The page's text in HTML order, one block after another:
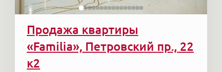
Продажа квартиры
«Familia», Петровский пр., 22
к2